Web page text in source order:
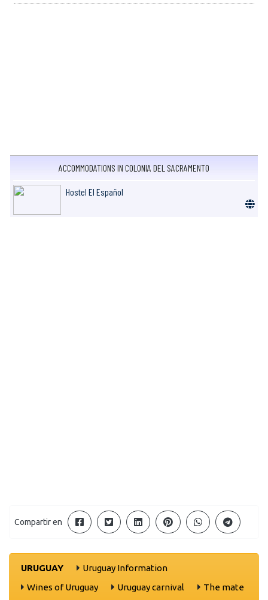
ACCOMMODATIONS IN COLONIA DEL SACRAMENTO
Hostel El Español
Compartir en
URUGUAY
Uruguay Information
Wines of Uruguay
Uruguay carnival
The mate